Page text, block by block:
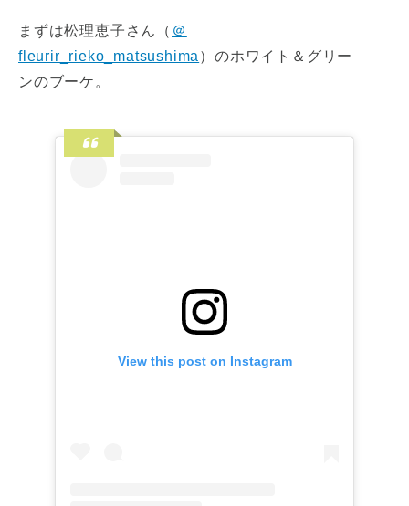
まずは松理恵子さん（ ＠
fleurir_rieko_matsushima ）のホワイト＆グリー
ンのブーケ。
View this post on Instagram